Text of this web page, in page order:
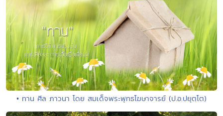
• ทาน ศีล ภาวนา โดย สมเด็จพระพุทธโฆษาจารย์ (ป.อ.ปยุตฺโต)